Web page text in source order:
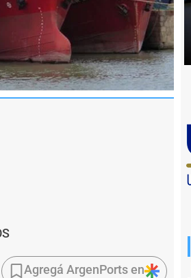
Agregá ArgenPorts en